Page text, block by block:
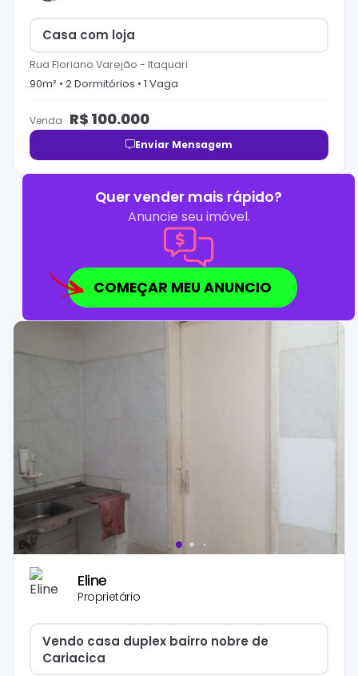
Casa com loja
Rua Floriano Varejão - Itaquari
90m² • 2Dormitórios • 1 Vaga
Venda R$ 100.000
Enviar Mensagem
Quer vender mais rápido?
Anuncie seu imóvel.
COMEÇAR MEU ANUNCIO
Eline
Proprietário
Vendo casa duplex bairro nobre de
Cariacica